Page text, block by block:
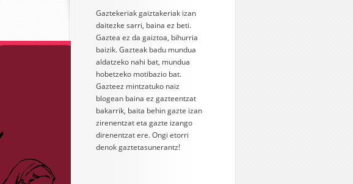
Gaztekeriak gaiztakeriak izan
daitezke sarri, baina ez beti.
Gaztea ez da gaiztoa, bihurria
baizik. Gazteak badu mundua
aldatzeko nahi bat, mundua
hobetzeko motibazio bat.
Gazteez mintzatuko naiz
blogean baina ez gazteentzat
bakarrik, baita behin gazte izan
zirenentzat eta gazte izango
direnentzat ere. Ongi etorri
denok gaztetasunerantz!